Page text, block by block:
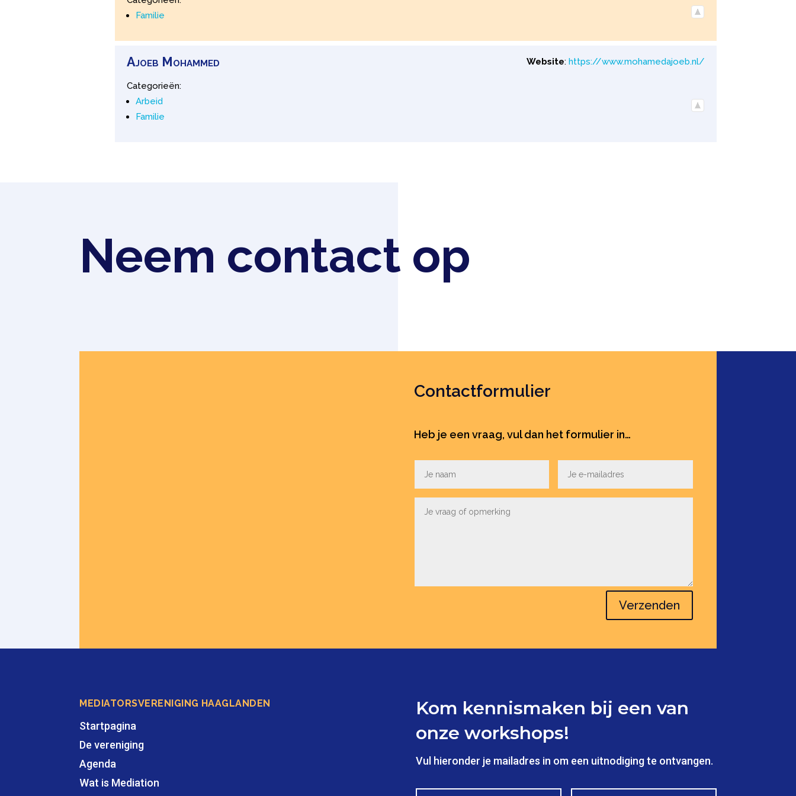
Familie
Ajoeb Mohammed Website: https://www.mohamedajoeb.nl/
Categorieën:
Arbeid
Familie
Neem contact op
Contactformulier
Heb je een vraag, vul dan het formulier in…
Verzenden
MEDIATORSVERENIGING HAAGLANDEN
Startpagina
De vereniging
Agenda
Wat is Mediation
Kom kennismaken bij een van
onze workshops!
Vul hieronder je mailadres in om een uitnodiging te ontvangen.